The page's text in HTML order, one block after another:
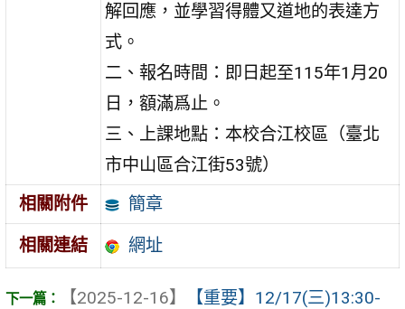
解回應，並學習得體又道地的表達方
式。
二、報名時間：即日起至115年1月20
日，額滿爲止。
三、上課地點：本校合江校區（臺北
市中山區合江街53號）
相關附件
簡章
相關連結 網址
【2025-12-16】
【重要】12/17(三)13:30-